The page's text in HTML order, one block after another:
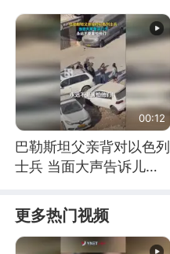
00:12
巴勒斯坦父亲背对以色列
士兵 当面大声告诉儿
更多热门视频